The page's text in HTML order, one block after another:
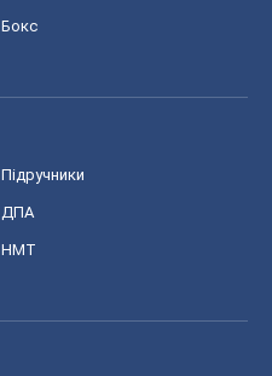
Бокс
Підручники
ДПА
НМТ